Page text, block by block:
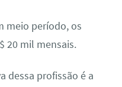
meio período, os
20 mil mensais.
dessa profissão é a